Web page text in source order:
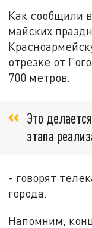
Как сообщили
майских
отрезке от
700 метров.
Это
этапа
- говорят
города.
Напомним,